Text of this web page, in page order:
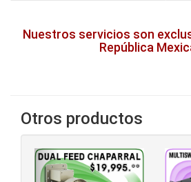
Nuestros servicios son
República
Otros productos